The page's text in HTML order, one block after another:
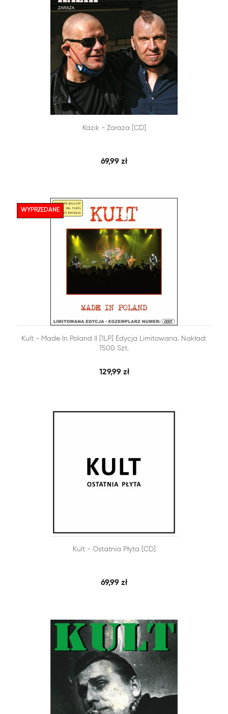
DODAJ DO KOSZYKA
SZYBKI PODGLĄD
Kazik - Zaraza [CD]
69,99 zł
 DODAJ DO KOSZYKA SZYBKI PODGLĄD
Kult - Made In Poland II [1LP] Edycja Limitowana. Nakład:
1500 Szt.
129,99 zł
WYPRZEDANE
DODAJ DO KOSZYKASZYBKI PODGLĄD
Kult - Ostatnia Płyta [CD]
69,99 zł